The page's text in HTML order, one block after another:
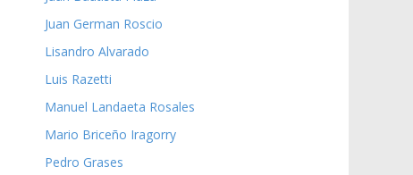
Juan German Roscio
Lisandro Alvarado
Luis Razetti
Manuel Landaeta Rosales
Mario Briceño Iragorry
Pedro Grases